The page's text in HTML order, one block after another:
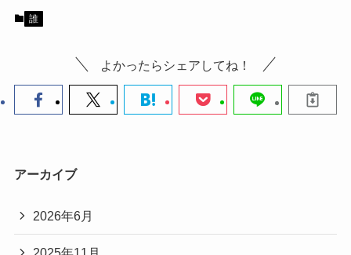
誰
よかったらシェアしてね！
アーカイブ
2026年6月